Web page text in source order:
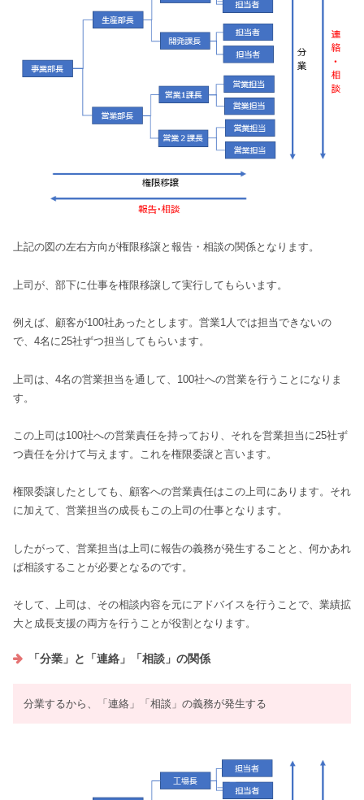
上記の図の左右方向が権限移譲と報告・相談の関係となります。
上司が、部下に仕事を権限移譲して実行してもらいます。
例えば、顧客が100社あったとします。営業1人では担当できないの
で、4名に25社ずつ担当してもらいます。
上司は、4名の営業担当を通して、100社への営業を行うことになりま
す。
この上司は100社への営業責任を持っており、それを営業担当に25社ず
つ責任を分けて与えます。これを権限委譲と言います。
権限委譲したとしても、顧客への営業責任はこの上司にあります。それ
に加えて、営業担当の成長もこの上司の仕事となります。
したがって、営業担当は上司に報告の義務が発生することと、何かあれ
ば相談することが必要となるのです。
そして、上司は、その相談内容を元にアドバイスを行うことで、業績拡
大と成長支援の両方を行うことが役割となります。
「分業」と「連絡」「相談」の関係
分業するから、「連絡」「相談」の義務が発生する